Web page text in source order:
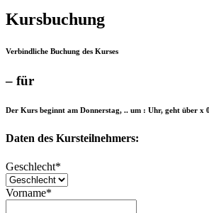
Kursbuchung
Verbindliche Buchung des Kurses
– für
Der Kurs beginnt am Donnerstag, .. um : Uhr, geht über x
Daten des Kursteilnehmers:
Geschlecht*
Vorname*